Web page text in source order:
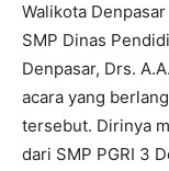
Walikota
SMP Dinas
Denpasar, Drs.
acara yang
tersebut. Dirinya
dari SMP PGRI 3